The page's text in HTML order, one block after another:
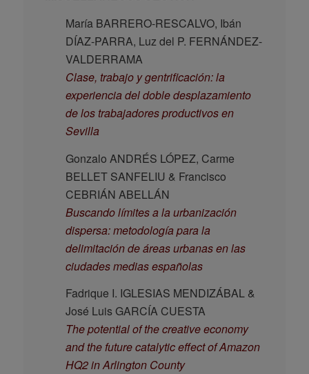
María BARRERO-RESCALVO, Ibán
DÍAZ-PARRA, Luz del P. FERNÁNDEZ-
VALDERRAMA
Clase, trabajo y gentrificación: la
experiencia del doble desplazamiento
de los trabajadores productivos en
Sevilla
Gonzalo ANDRÉS LÓPEZ, Carme
BELLET SANFELIU & Francisco
CEBRIÁN ABELLÁN
Buscando límites a la urbanización
dispersa: metodología para la
delimitación de áreas urbanas en las
ciudades medias españolas
Fadrique I. IGLESIAS MENDIZÁBAL &
José Luis GARCÍA CUESTA
The potential of the creative economy
and the future catalytic effect of Amazon
HQ2 in Arlington County